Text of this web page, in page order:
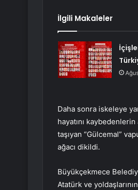
İlgili Makaleler
Daha sonra iskeleye
hayatını
taşıyan “Gülcemal”
ağacı dikildi.
Büyükçekmece
Atatürk ve